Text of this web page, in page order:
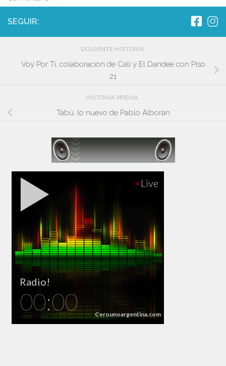
SEGUIR:
SIGUIENTE HISTORIA
Voy Por Ti, colaboración de Cali y El Dandee con Piso
21
HISTORIA PREVIA
Tabú, lo nuevo de Pablo Alborán